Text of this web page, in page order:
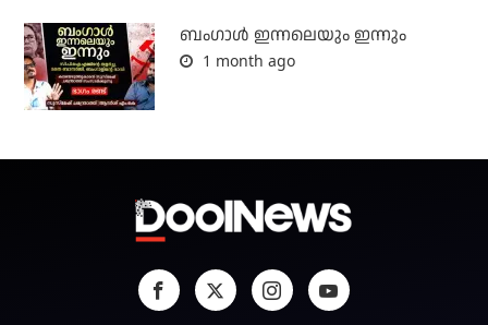
ബംഗാള്‍ ഇന്നലെയും ഇന്നും
1 month ago